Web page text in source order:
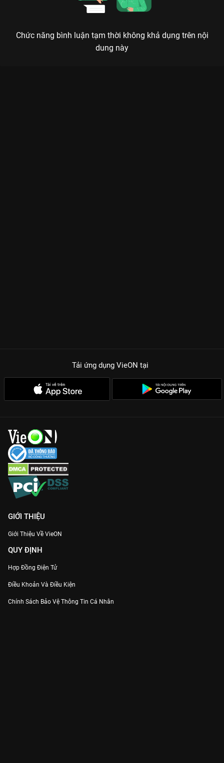
Chức năng bình luận tạm thời không khả dụng trên nội
dung này
Tải ứng dụng VieON tại
GIỚI THIỆU
Giới Thiệu Về VieON
QUY ĐỊNH
Hợp Đồng Điện Tử
Điều Khoản Và Điều Kiện
Chính Sách Bảo Vệ Thông Tin Cá Nhân